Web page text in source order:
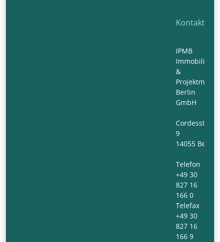
Kontakt
IPMB
Immobilien-
&
Berlin
GmbH
Cordesstraße
9
14055 Berlin
Telefon
+49 30
827 16
166 0
Telefax
+49 30
827 16
166 9